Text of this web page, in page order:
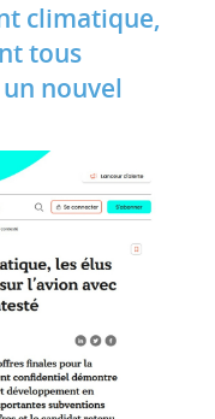
climatique,
tous
nouvel